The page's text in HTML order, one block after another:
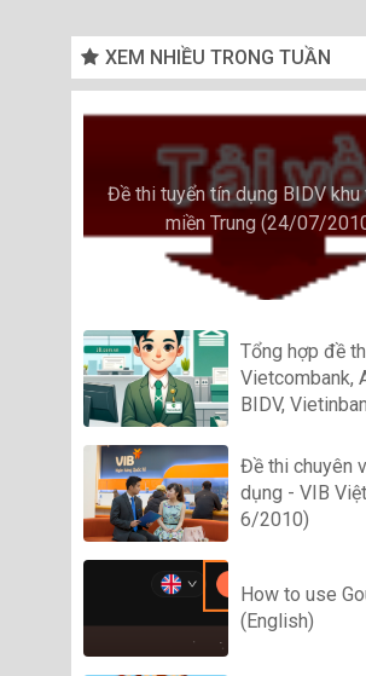
XEM NHIỀU TRONG TUẦN
Đề thi tuyển tín dụng BIDV
miền Trung (24/07/
Tổng hợp đề
Vietcombank,
BIDV,
Đề thi chuyên
dụng - VIB
6/2010)
How to use
(English)